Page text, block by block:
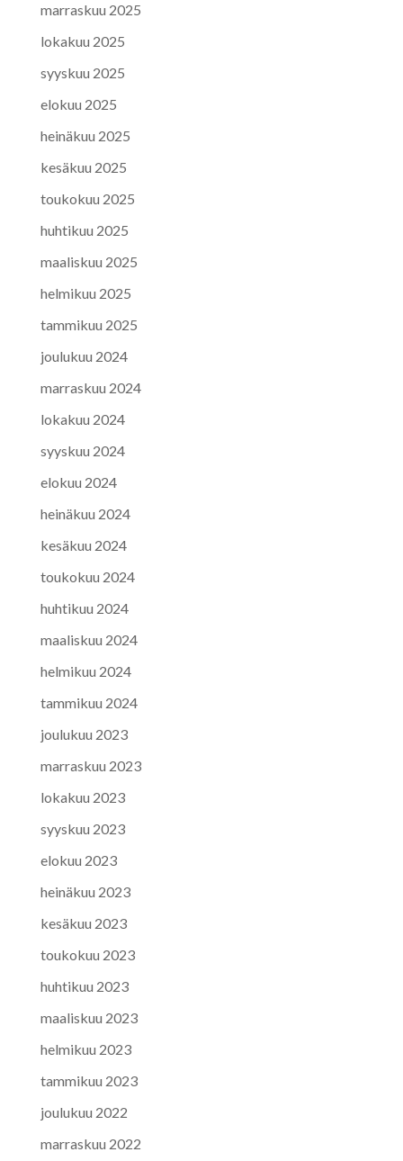
marraskuu 2025
lokakuu 2025
syyskuu 2025
elokuu 2025
heinäkuu 2025
kesäkuu 2025
toukokuu 2025
huhtikuu 2025
maaliskuu 2025
helmikuu 2025
tammikuu 2025
joulukuu 2024
marraskuu 2024
lokakuu 2024
syyskuu 2024
elokuu 2024
heinäkuu 2024
kesäkuu 2024
toukokuu 2024
huhtikuu 2024
maaliskuu 2024
helmikuu 2024
tammikuu 2024
joulukuu 2023
marraskuu 2023
lokakuu 2023
syyskuu 2023
elokuu 2023
heinäkuu 2023
kesäkuu 2023
toukokuu 2023
huhtikuu 2023
maaliskuu 2023
helmikuu 2023
tammikuu 2023
joulukuu 2022
marraskuu 2022